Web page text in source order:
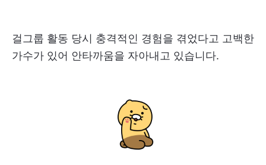
걸그룹 활동 당시 충격적인 경험을 겪었다고 고백한
가수가 있어 안타까움을 자아내고 있습니다.